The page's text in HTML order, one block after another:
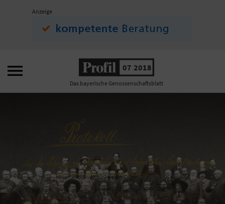
Anzeige
 07 2018
Das bayerische Genossenschaftsblatt